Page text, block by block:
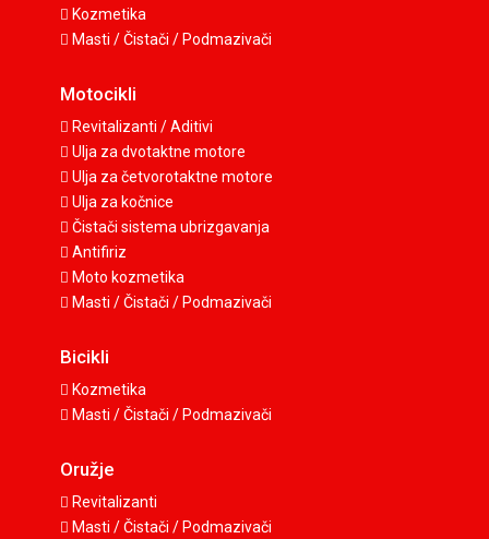
Kozmetika
Masti / Čistači / Podmazivači
Motocikli
Revitalizanti / Aditivi
Ulja za dvotaktne motore
Ulja za četvorotaktne motore
Ulja za kočnice
Čistači sistema ubrizgavanja
Antifiriz
Moto kozmetika
Masti / Čistači / Podmazivači
Bicikli
Kozmetika
Masti / Čistači / Podmazivači
Oružje
Revitalizanti
Masti / Čistači / Podmazivači